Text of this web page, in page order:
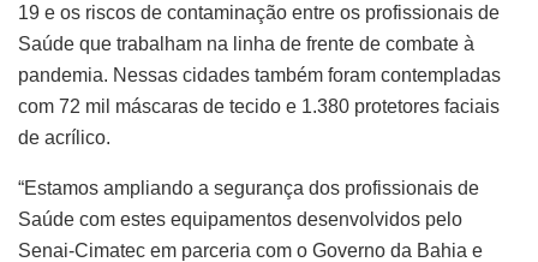
19 e os riscos de contaminação entre os profissionais de
Saúde que trabalham na linha de frente de combate à
pandemia. Nessas cidades também foram contempladas
com 72 mil máscaras de tecido e 1.380 protetores faciais
de acrílico.
“Estamos ampliando a segurança dos profissionais de
Saúde com estes equipamentos desenvolvidos pelo
Senai-Cimatec em parceria com o Governo da Bahia e